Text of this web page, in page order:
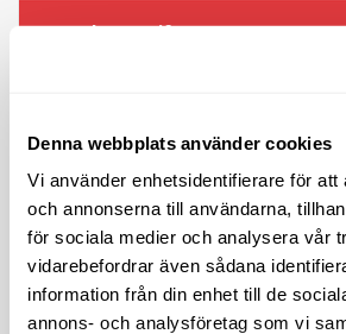
Denna webbplats använder cookies
Vi använder enhetsidentifierare för att
och annonserna till användarna,
för sociala medier och analysera vår
vidarebefordrar även sådana
information från din enhet till de
annons- och analysföretag som vi
Kontaktuppgifter
Fogelberg Arkitekter AB